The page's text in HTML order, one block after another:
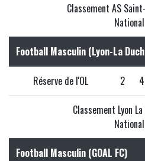
Classement AS
Football Masculin (Lyon-La
Réserve de l'OL 2 4
Classement Lyon
Football Masculin (GOAL FC)